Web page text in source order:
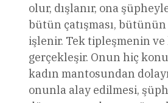
olur, dışlanır, ona
bütün çatışması,
işlenir. Tek tipleşmenin
gerçekleşir. Onun hiç
kadın mantosundan
onunla alay edilmesi,